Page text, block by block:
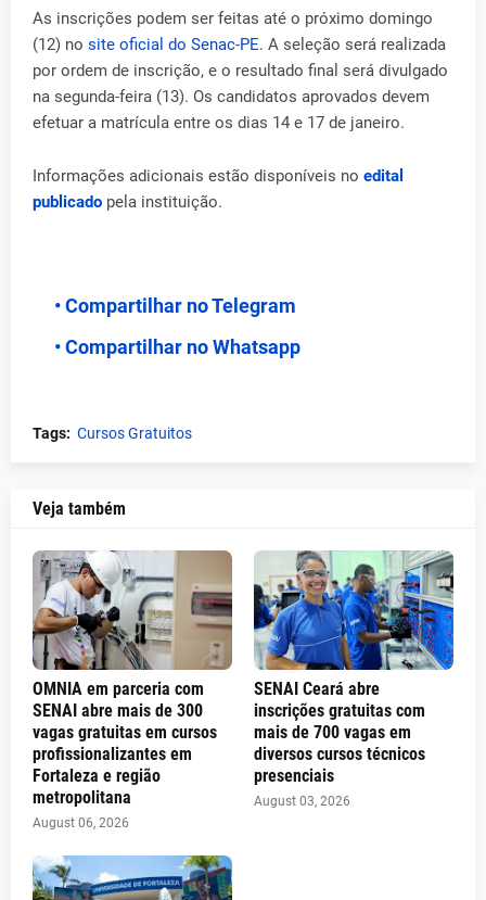
As inscrições podem ser feitas até o próximo domingo
(12) no site oficial do Senac-PE. A seleção será realizada
por ordem de inscrição, e o resultado final será divulgado
na segunda-feira (13). Os candidatos aprovados devem
efetuar a matrícula entre os dias 14 e 17 de janeiro.
Informações adicionais estão disponíveis no edital
publicado pela instituição.
• Compartilhar no Telegram
• Compartilhar no Whatsapp
Tags: Cursos Gratuitos
Veja também
OMNIA em parceria com
SENAI abre mais de 300
vagas gratuitas em cursos
profissionalizantes em
Fortaleza e região
metropolitana
August 06, 2026
SENAI Ceará abre
inscrições gratuitas com
mais de 700 vagas em
diversos cursos técnicos
presenciais
August 03, 2026